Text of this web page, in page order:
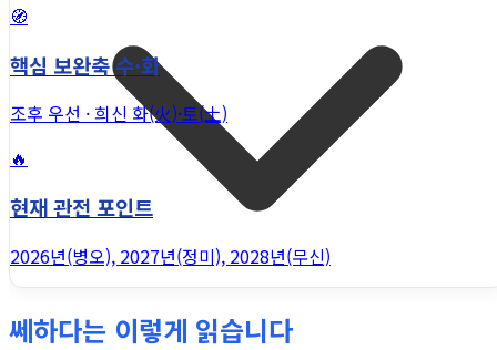
🧭
핵심 보완축 수·화
조후 우선 · 희신 화(火)·토(土)
🔥
현재 관전 포인트
2026년(병오), 2027년(정미), 2028년(무신)
쎄하다는 이렇게 읽습니다